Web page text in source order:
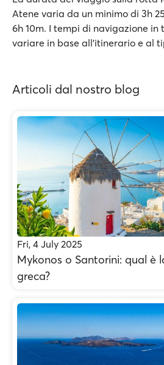
Atene varia da un minimo di 3h
6h 10m. I tempi di navigazione in
variare in base all’itinerario e al
Articoli dal nostro blog
Fri, 4 July 2025
Mykonos o Santorini: qual è
greca?